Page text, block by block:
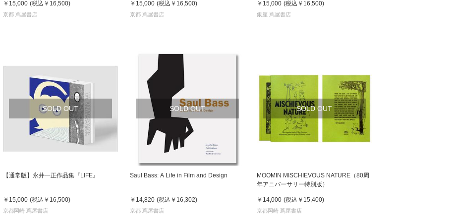
￥15,000 (税込 ￥16,500)
京都 蔦屋書店
￥15,000 (税込 ￥16,500)
京都 蔦屋書店
￥15,000 (税込 ￥16,500)
銀座 蔦屋書店
SOLD OUT
【通常版】永井一正作品集『LIFE』
￥15,000 (税込 ￥16,500)
京都岡崎 蔦屋書店
SOLD OUT
Saul Bass: A Life in Film and Design
￥14,820 (税込 ￥16,302)
京都 蔦屋書店
SOLD OUT
MOOMIN MISCHIEVOUS NATURE（80周
年アニバーサリー特別版）
￥14,000 (税込 ￥15,400)
京都岡崎 蔦屋書店